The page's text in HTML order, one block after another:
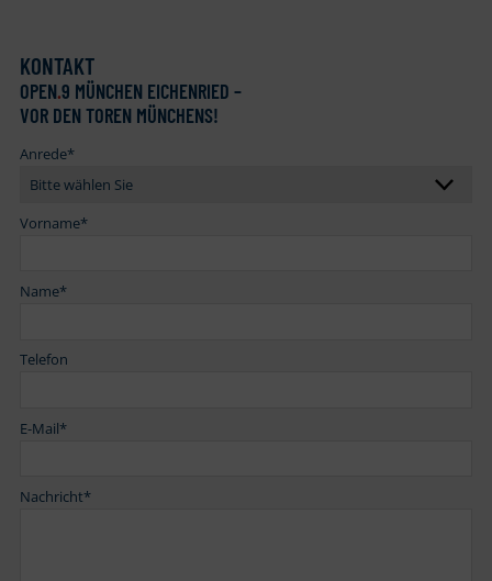
KONTAKT
OPEN.9 MÜNCHEN EICHENRIED –
VOR DEN TOREN MÜNCHENS!
Anrede*
Vorname*
Name*
Telefon
E-Mail*
Nachricht*